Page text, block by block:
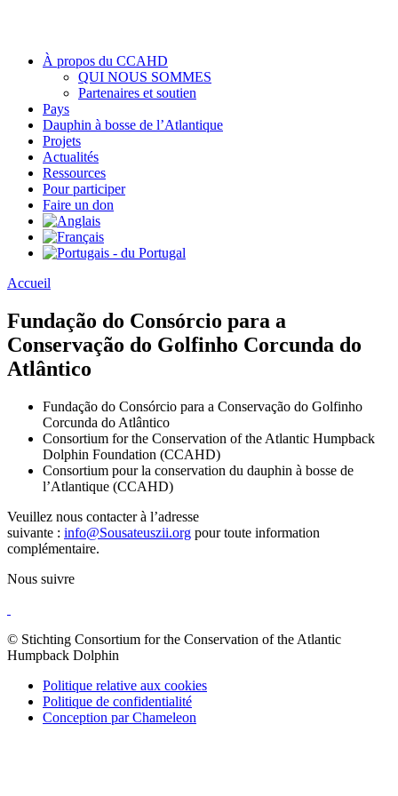
À propos du CCAHD
QUI NOUS SOMMES
Partenaires et soutien
Pays
Dauphin à bosse de l’Atlantique
Projets
Actualités
Ressources
Pour participer
Faire un don
Accueil
Fundação do Consórcio para a
Conservação do Golfinho Corcunda do
Atlântico
Fundação do Consórcio para a Conservação do Golfinho
Corcunda do Atlântico
Consortium for the Conservation of the Atlantic Humpback
Dolphin Foundation (CCAHD)
Consortium pour la conservation du dauphin à bosse de
l’Atlantique (CCAHD)
Veuillez nous contacter à l’adresse
suivante : info@Sousateuszii.org pour toute information
complémentaire.
Nous suivre
© Stichting Consortium for the Conservation of the Atlantic
Humpback Dolphin
Politique relative aux cookies
Politique de confidentialité
Conception par Chameleon